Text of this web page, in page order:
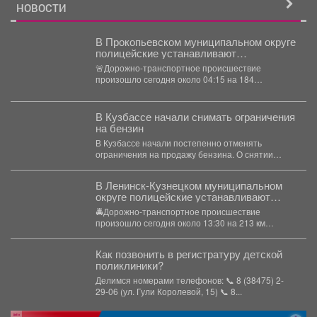
НОВОСТИ
В Прокопьевском муниципальном округе
полицейские устанавливают
обстоятельства ДТП, в результате
которого погибли 2 человека
🚨Дорожно-транспортное происшествие
произошло сегодня около 04:15 на 184
Новокузнецк». На место...
В Кузбассе начали снимать ограничения
на бензин
В Кузбассе начали постепенно отменять
ограничения на продажу бензина. О снятии
В Ленинск-Кузнецком муниципальном
округе полицейские устанавливают
обстоятельства ДТП, в котором погибли
3 человека и пострадала
несовершеннолетняя
🚔Дорожно-транспортное происшествие
произошло сегодня около 13:30 на 213 км
Как позвонить в регистратуру детской
поликлиники?
Делимся номерами телефонов: 📞 8 (38475) 2-
29-06 (ул. Гули Королевой, 15) 📞 8...